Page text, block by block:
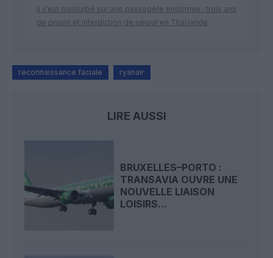
Il s’est masturbé sur une passagère endormie : trois ans
de prison et interdiction de séjour en Thaïlande
reconnaissance faciale ryanair
LIRE AUSSI
BRUXELLES–PORTO :
TRANSAVIA OUVRE UNE
NOUVELLE LIAISON
LOISIRS...